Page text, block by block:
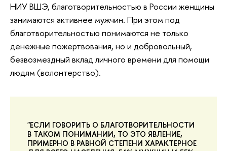
НИУ ВШЭ, благотворительностью в России женщины
занимаются активнее мужчин. При этом под
благотворительностью понимаются не только
денежные пожертвования, но и добровольный,
безвозмездный вклад личного времени для помощи
людям (волонтерство).
"ЕСЛИ ГОВОРИТЬ О БЛАГОТВОРИТЕЛЬНОСТИ
В ТАКОМ ПОНИМАНИИ, ТО ЭТО ЯВЛЕНИЕ,
ПРИМЕРНО В РАВНОЙ СТЕПЕНИ ХАРАКТЕРНОЕ